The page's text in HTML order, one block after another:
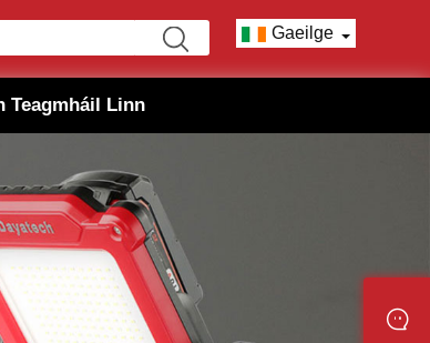
Gaeilge
Teagmháil Linn